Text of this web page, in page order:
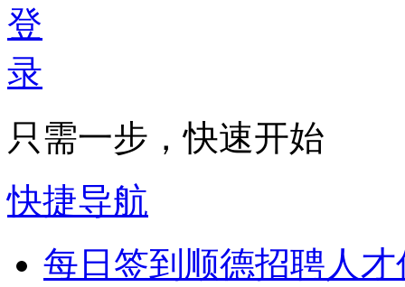
只需一步，快速开始
快捷导航
每日签到 顺德招聘人